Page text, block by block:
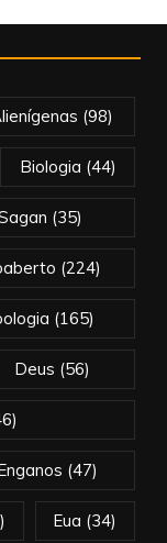
(98)
Biologia (44)
(35)
(224)
(165)
Deus (56)
(47)
Eua (34)